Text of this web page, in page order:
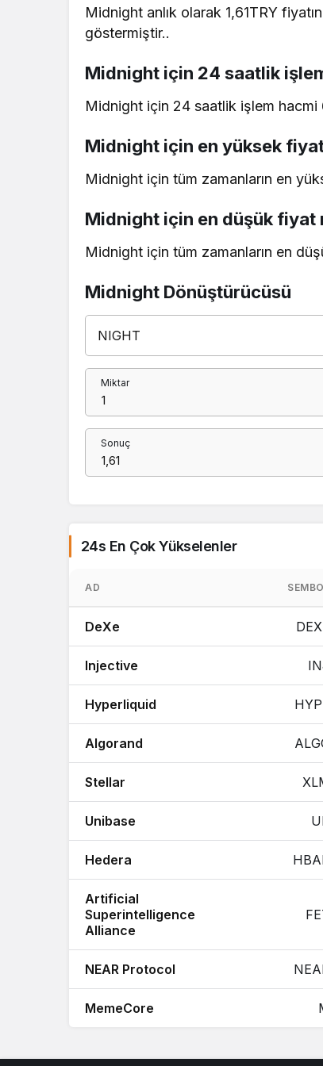
Midnight anlık olarak 1,61TRY
göstermiştir..
Midnight için 24 saatlik
Midnight için 24 saatlik işlem hacmi
Midnight için en yüksek
Midnight için tüm zamanların en
Midnight için en düşük fiyat
Midnight için tüm zamanların en
Midnight Dönüştürücüsü
Miktar
Sonuç
24s En Çok Yükselenler
AD
DeXe
Injective
Hyperliquid
Algorand
Stellar
Unibase
Hedera
Artificial
Superintelligence
Alliance
NEAR Protocol
MemeCore